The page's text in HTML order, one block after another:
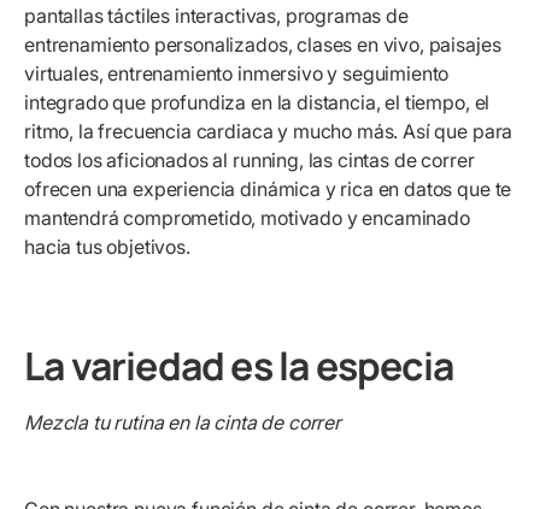
pantallas táctiles interactivas, programas de
entrenamiento personalizados, clases en vivo, paisajes
virtuales, entrenamiento inmersivo y seguimiento
integrado que profundiza en la distancia, el tiempo, el
ritmo, la frecuencia cardiaca y mucho más. Así que para
todos los aficionados al running, las cintas de correr
ofrecen una experiencia dinámica y rica en datos que te
mantendrá comprometido, motivado y encaminado
hacia tus objetivos.
La variedad es la especia
Mezcla tu rutina en la cinta de correr